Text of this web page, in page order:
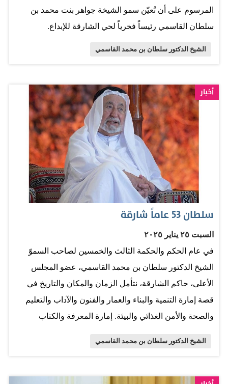
الاشتراك: مدة الخدمة الفعلية التي يُؤدى عنها الاشتراك
المقرر ويستحق عنها المنتسب معاشاً أو مكافأة نهاية خدمة-
حسب الأحوال -وفقاً…
المرسوم على أن تُعيّن سمو الشيخة جواهر بنت محمد بن
سلطان القاسمي رئيساً فخرياً لحي الشارقة للإبداع.
الشيخ الدكتور سلطان بن محمد القاسمي
أخبار
سلطان 53 عاماً شارقة
السبت ٢٥ يناير ٢٠٢٥
في عام الحكم والحكمة الثالث والخمسين لصاحب السموّ
الشيخ الدكتور سلطان بن محمد القاسمي، عضو المجلس
الأعلى، حاكم الشارقة، نتأمل الزمان والمكان والتاريخ في
قصة إمارة التنمية والبناء والعمار والفنون والآداب والتعليم
والصحة والأمن الغذائي والبيئة. إمارة المعرفة والكتاب
الطرق والجسور والأنفاق التي تتحوّل في الرؤية البصرية
الشيخ الدكتور سلطان بن محمد القاسمي